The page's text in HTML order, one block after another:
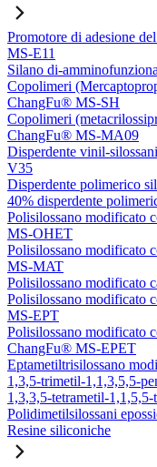
Promotore di adesione
MS-E11
Silano di-
Copolimeri
ChangFu® MS-SH
Copolimeri
ChangFu® MS-MA09
Disperdente vinil-
V35
Disperdente polimerico
40% disperdente
Polisilossano modificato
MS-OHET
Polisilossano modificato
MS-MAT
Polisilossano modificato
Polisilossano modificato
MS-EPT
Polisilossano modificato
ChangFu® MS-EPET
Eptametiltrisilossano
1,3,5-trimetil-1,1,3,5,5-
1,3,3,5-tetrametil-
Polidimetilsilossani
Resine siliconiche